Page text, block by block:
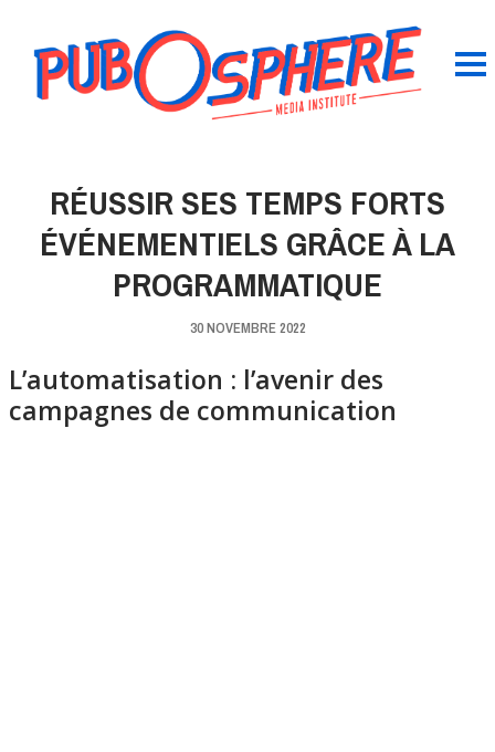
RÉUSSIR SES TEMPS FORTS
ÉVÉNEMENTIELS GRÂCE À LA
PROGRAMMATIQUE
30 NOVEMBRE 2022
L’automatisation : l’avenir des
campagnes de communication